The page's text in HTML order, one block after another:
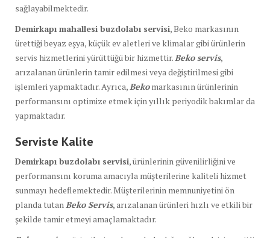
sağlayabilmektedir.
Demirkapı mahallesi buzdolabı servisi, Beko markasının
ürettiği beyaz eşya, küçük ev aletleri ve klimalar gibi ürünlerin
servis hizmetlerini yürüttüğü bir hizmettir. Beko servis,
arızalanan ürünlerin tamir edilmesi veya değiştirilmesi gibi
işlemleri yapmaktadır. Ayrıca, Beko markasının ürünlerinin
performansını optimize etmek için yıllık periyodik bakımlar da
yapmaktadır.
Serviste Kalite
Demirkapı buzdolabı servisi, ürünlerinin güvenilirliğini ve
performansını koruma amacıyla müşterilerine kaliteli hizmet
sunmayı hedeflemektedir. Müşterilerinin memnuniyetini ön
planda tutan Beko Servis, arızalanan ürünleri hızlı ve etkili bir
şekilde tamir etmeyi amaçlamaktadır.